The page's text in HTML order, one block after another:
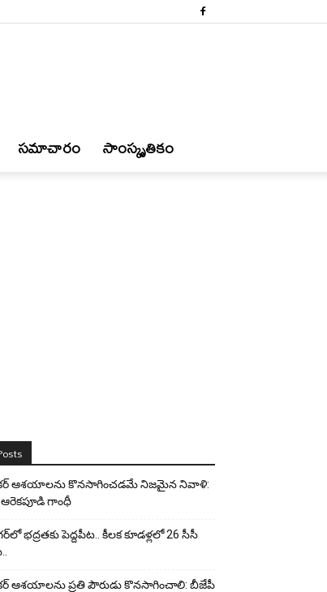
స‌మాచారం సాంస్కృతికం
ఆశయాలను కొనసాగించడమే నిజమైన నివాళి:
గాంధీ
భద్రతకు పెద్దపీట.. కీలక కూడళ్లలో 26 సీసీ
ఆశయాలను ప్రతి పౌరుడు కొనసాగించాలి: బీజేపీ